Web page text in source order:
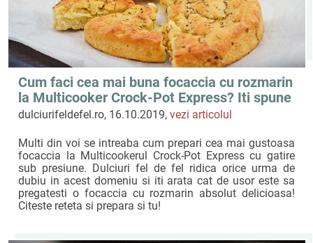
Cum faci cea mai buna focaccia cu rozmarin
la Multicooker Crock-Pot Express? Iti spune
Dulciuri fel de fel
dulciurifeldefel.ro, 16.10.2019,vezi articolul
Multi din voi se intreaba cum prepari cea mai gustoasa
focaccia la Multicookerul Crock-Pot Express cu gatire
sub presiune. Dulciuri fel de fel ridica orice urma de
dubiu in acest domeniu si iti arata cat de usor este sa
pregatesti o focaccia cu rozmarin absolut delicioasa!
Citeste reteta si prepara si tu!